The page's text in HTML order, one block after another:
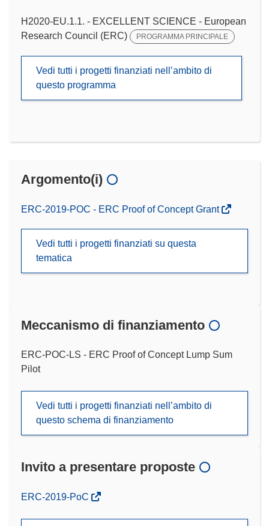
H2020-EU.1.1. - EXCELLENT SCIENCE - European
Research Council (ERC)
PROGRAMMA PRINCIPALE
Vedi tutti i progetti finanziati nell’ambito di
questo programma
Argomento(i)
ERC-2019-POC - ERC Proof of Concept Grant
Vedi tutti i progetti finanziati su questa
tematica
Meccanismo di finanziamento
ERC-POC-LS - ERC Proof of Concept Lump Sum
Pilot
Vedi tutti i progetti finanziati nell’ambito di
questo schema di finanziamento
Invito a presentare proposte
(si
ERC-2019-PoC